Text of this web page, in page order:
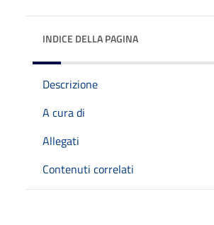
INDICE DELLA PAGINA
Descrizione
A cura di
Allegati
Contenuti correlati